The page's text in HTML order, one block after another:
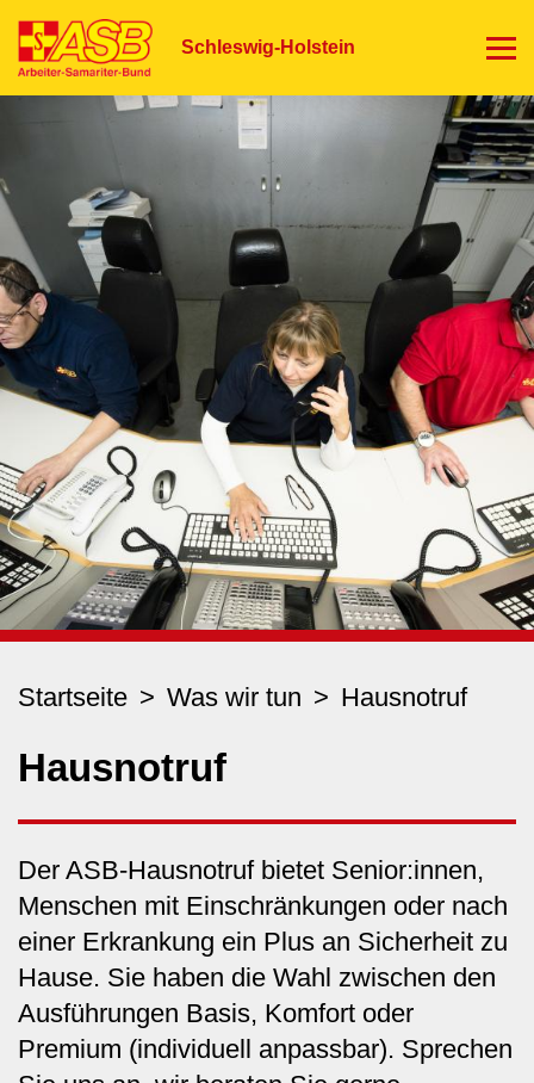
zum
Schleswig-Holstein
Startseite Was wir tun Hausnotruf
Hausnotruf
Der ASB-​Hausnotruf bietet Senior:innen,
Menschen mit Einschränkungen oder nach
einer Erkrankung ein Plus an Sicherheit zu
Hause. Sie haben die Wahl zwischen den
Ausführungen Basis, Komfort oder
Premium (individuell anpassbar). Sprechen